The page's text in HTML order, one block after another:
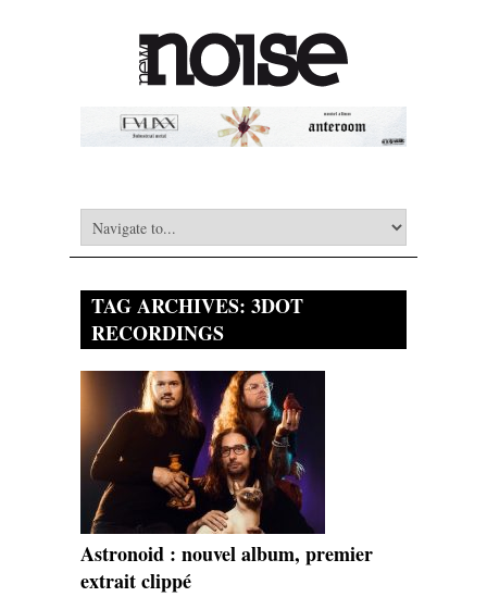
TAG ARCHIVES: 3DOT
RECORDINGS
Astronoid : nouvel album, premier
extrait clippé